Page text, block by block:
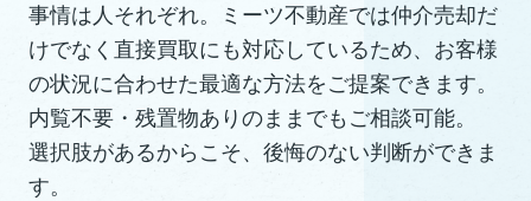
事情は人それぞれ。ミーツ不動産では仲介売却だ
けでなく直接買取にも対応しているため、お客様
の状況に合わせた最適な方法をご提案できます。
内覧不要・残置物ありのままでもご相談可能。
選択肢があるからこそ、後悔のない判断ができま
す。